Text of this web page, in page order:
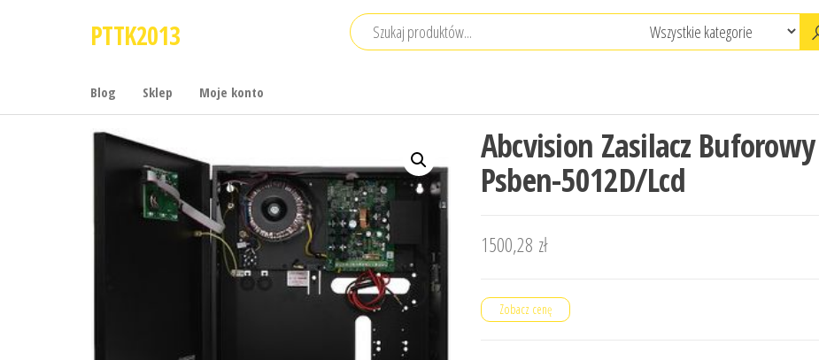
PTTK2013
Blog Sklep Moje konto
Abcvision Zasilacz Buforowy
Psben-5012D/Lcd
1500,28 zł
Zobacz cenę